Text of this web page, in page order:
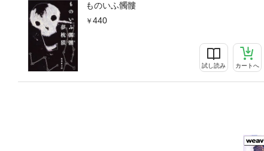
ものいふ髑髏
440
試し読み カートへ